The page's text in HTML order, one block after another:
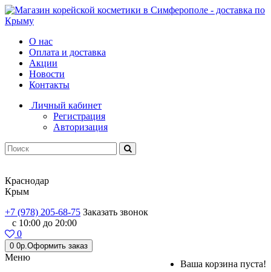
О нас
Оплата и доставка
Акции
Новости
Контакты
Личный кабинет
Регистрация
Авторизация
Краснодар
Крым
+7 (978) 205-68-75 Заказать звонок
с 10:00 до 20:00
0
0 0р.Оформить заказ
Ваша корзина пуста!
Меню